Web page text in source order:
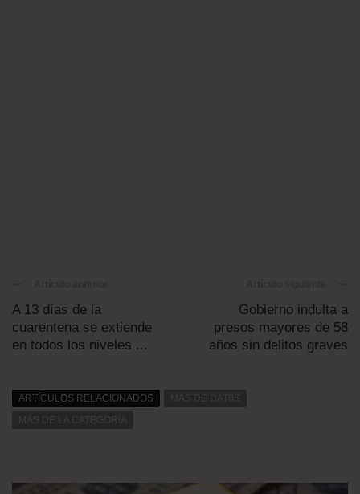
A 13 días de la
cuarentena se extiende
en todos los niveles ...
Gobierno indulta a
presos mayores de 58
años sin delitos graves
ARTÍCULOS RELACIONADOS